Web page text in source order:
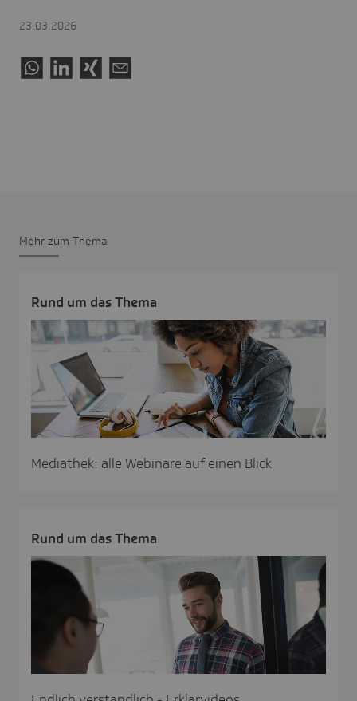
23.03.2026
Mehr zum Thema
Rund um das Thema
Mediathek: alle Webinare auf einen Blick
Rund um das Thema